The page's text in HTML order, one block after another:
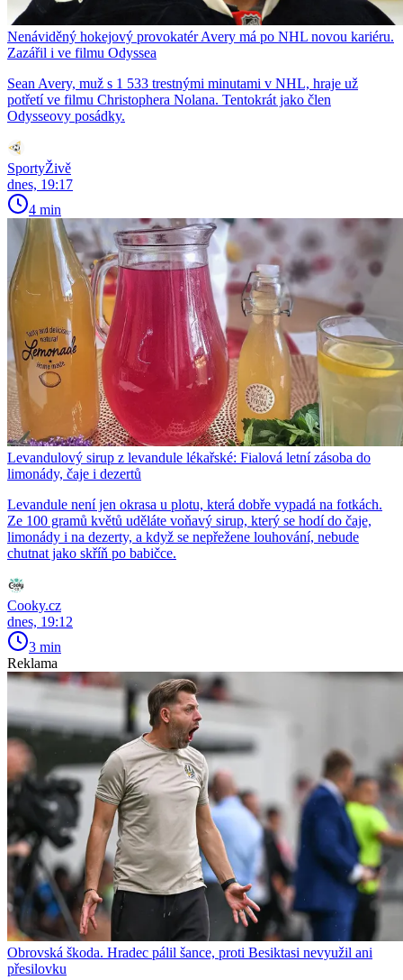
Nenáviděný hokejový provokatér Avery má po NHL novou kariéru.
Zazářil i ve filmu Odyssea
Sean Avery, muž s 1 533 trestnými minutami v NHL, hraje už
potřetí ve filmu Christophera Nolana. Tentokrát jako člen
Odysseovy posádky.
SportyŽivě
dnes, 19:17
4 min
Levandulový sirup z levandule lékařské: Fialová letní zásoba do
limonády, čaje i dezertů
Levandule není jen okrasa u plotu, která dobře vypadá na fotkách.
Ze 100 gramů květů uděláte voňavý sirup, který se hodí do čaje,
limonády i na dezerty, a když se nepřežene louhování, nebude
chutnat jako skříň po babičce.
Cooky.cz
dnes, 19:12
3 min
Reklama
Obrovská škoda. Hradec pálil šance, proti Besiktasi nevyužil ani
přesilovku